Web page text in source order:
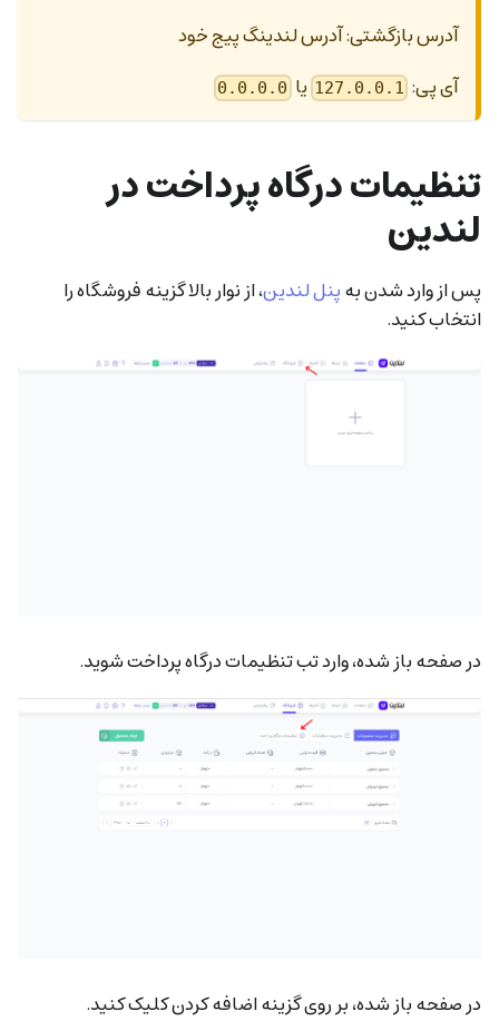
آدرس بازگشتی: آدرس لندینگ پیج خود
آی پی: 127.0.0.1 یا 0.0.0.0
تنظیمات درگاه پرداخت در
لندین
پس از وارد شدن بهپنل لندین، از نوار بالا گزینه فروشگاه را
انتخاب کنید.
در صفحه باز شده، وارد تب تنظیمات درگاه پرداخت شوید.
در صفحه باز شده، بر روی گزینه اضافه کردن کلیک کنید.